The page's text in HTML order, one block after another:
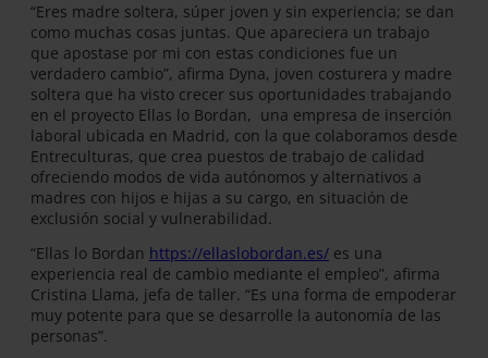
“Eres madre soltera, súper joven y sin experiencia; se dan
como muchas cosas juntas. Que apareciera un trabajo
que apostase por mi con estas condiciones fue un
verdadero cambio”, afirma Dyna, joven costurera y madre
soltera que ha visto crecer sus oportunidades trabajando
en el proyecto Ellas lo Bordan, una empresa de inserción
laboral ubicada en Madrid, con la que colaboramos desde
Entreculturas, que crea puestos de trabajo de calidad
ofreciendo modos de vida autónomos y alternativos a
madres con hijos e hijas a su cargo, en situación de
exclusión social y vulnerabilidad.
“Ellas lo Bordan https://ellaslobordan.es/ es una
experiencia real de cambio mediante el empleo”, afirma
Cristina Llama, jefa de taller. “Es una forma de empoderar
muy potente para que se desarrolle la autonomía de las
personas”.